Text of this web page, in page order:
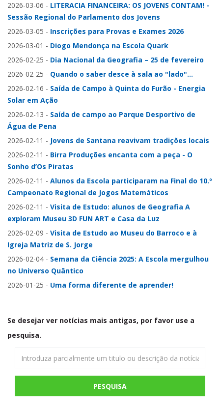
2026-03-06 - LITERACIA FINANCEIRA: OS JOVENS CONTAM! -
Sessão Regional do Parlamento dos Jovens
2026-03-05 - Inscrições para Provas e Exames 2026
2026-03-01 - Diogo Mendonça na Escola Quark
2026-02-25 - Dia Nacional da Geografia – 25 de fevereiro
2026-02-25 - Quando o saber desce à sala ao "lado"...
2026-02-16 - Saída de Campo à Quinta do Furão - Energia
Solar em Ação
2026-02-13 - Saída de campo ao Parque Desportivo de
Água de Pena
2026-02-11 - Jovens de Santana reavivam tradições locais
2026-02-11 - Birra Produções encanta com a peça - O
Sonho d’Os Piratas
2026-02-11 - Alunos da Escola participaram na Final do 10.º
Campeonato Regional de Jogos Matemáticos
2026-02-11 - Visita de Estudo: alunos de Geografia A
exploram Museu 3D FUN ART e Casa da Luz
2026-02-09 - Visita de Estudo ao Museu do Barroco e à
Igreja Matriz de S. Jorge
2026-02-04 - Semana da Ciência 2025: A Escola mergulhou
no Universo Quântico
2026-01-25 - Uma forma diferente de aprender!
Se desejar ver notícias mais antigas, por favor use a
pesquisa.
PESQUISA